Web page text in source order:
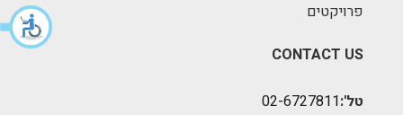
פרויקטים
CONTACT US
טל':02-6727811